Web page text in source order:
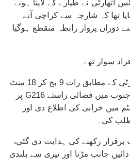
اتھارٹی نے طیارے کے لاپتا ہونے
تھا کہ شارجہ سے کراچی آنے
دوران پرواز رابطہ منقطع ہوگیا
پاکستان ایئرپورٹس اتھارٹی کے مطابق رات 9 بج کر 18 منٹ
پر کراچی سے 150 میل جنوب میں فضائی راستے G216 پر
میں خرابی کی اطلاع دی اور
کی۔
رکھنے کی ہدایت دی گئی،
جانب مڑتا اور تیزی سے بلندی